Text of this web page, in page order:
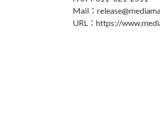
Mail：
URL：https://